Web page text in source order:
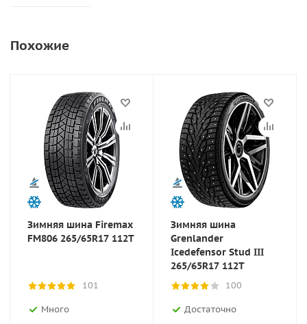
Похожие
Зимняя шина Firemax
FM806 265/65R17 112T
101
Много
Зимняя шина
Grenlander
Icedefensor Stud III
265/65R17 112T
100
Достаточно